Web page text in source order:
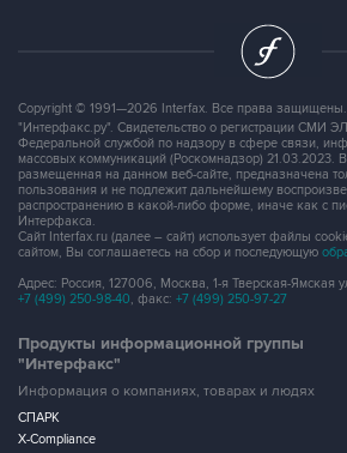
Copyright © 1991—2026 Interfax. Все права защищены.
"Интерфакс.ру". Свидетельство о регистрации СМИ
Федеральной службой по надзору в сфере связи,
массовых коммуникаций (Роскомнадзор) 21.03.2023.
размещенная на данном веб-сайте, предназначена
пользования и не подлежит дальнейшему
распространению в какой-либо форме, иначе как с
Интерфакса.
Сайт Interfax.ru (далее – сайт) использует файлы
сайтом, Вы соглашаетесь на сбор и последующую
Адрес: Россия, 127006, Москва, 1-я Тверская-Ямская
+7 (499) 250-98-40, факс: +7 (499) 250-97-27
Продукты информационной группы
"Интерфакс"
Информация о компаниях, товарах и людях
СПАРК
X-Compliance